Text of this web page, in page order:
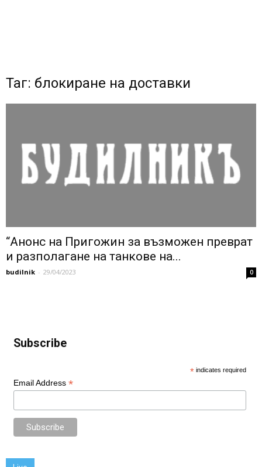
Таг: блокиране на доставки
“Анонс на Пригожин за възможен преврат
и разполагане на танкове на...
budilnik - 29/04/2023 0
Subscribe
* indicates required
Email Address *